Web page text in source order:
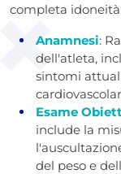
completa
Anamnesi:
dell'atleta,
sintomi
Esame
include la
del peso e